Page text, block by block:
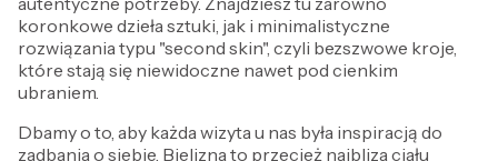
koronkowe dzieła sztuki, jak i minimalistyczne
rozwiązania typu "second skin", czyli bezszwowe kroje,
które stają się niewidoczne nawet pod cienkim
ubraniem.
Dbamy o to, aby każda wizyta u nas była inspiracją do
zadbania o siebie. Bielizna to przecież najbliza ciału